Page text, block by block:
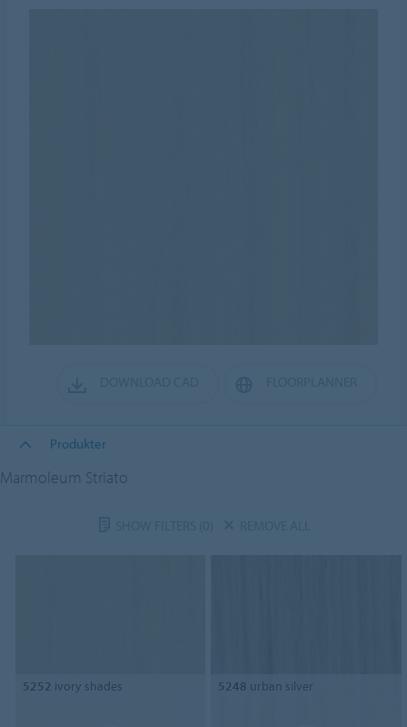
Produkter
Marmoleum Striato
5252 ivory shades 5248 urban silver